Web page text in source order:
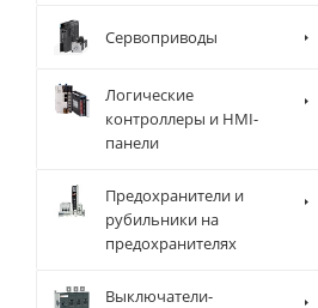
Сервоприводы
Логические
контроллеры и HMI-
панели
Предохранители и
рубильники на
предохранителях
Выключатели-